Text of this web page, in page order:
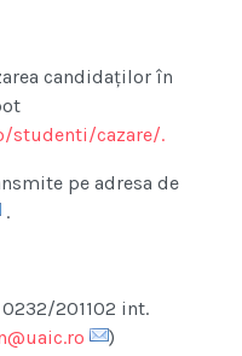
candidaţilor în
studenti/cazare/.
pe adresa de
.
201102 int.
)